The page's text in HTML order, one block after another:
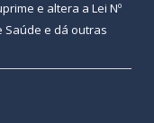
e altera a Lei Nº
Saúde e dá outras